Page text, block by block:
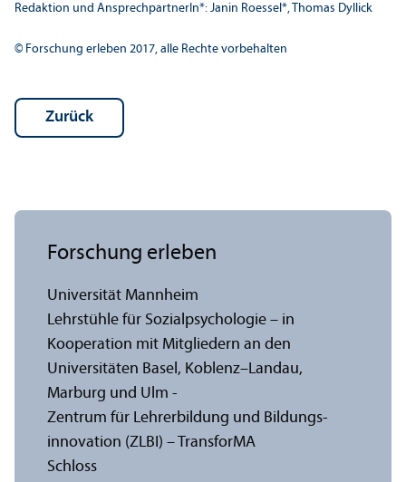
Redaktion und Ansprech­partnerIn*: Janin Roessel*, Thomas Dyllick
© Forschung erleben 2017, alle Rechte vorbehalten
Zurück
Forschung erleben
Universität Mannheim
Lehr­stühle für Sozialpsychologie – in
Kooperation mit Mitgliedern an den
Universitäten Basel, Koblenz–Landau,
Marburg und Ulm -
Zentrum für Lehr­erbildung und Bildungs­
innovation (ZLBI) – Trans­forMA
Schloss